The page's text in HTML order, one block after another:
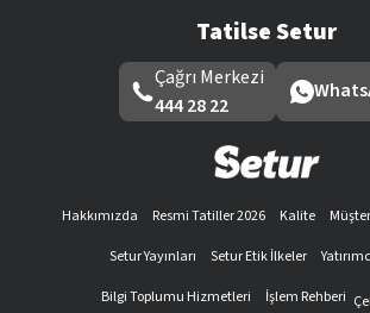
Tatilse Setur
Çağrı Merkezi
444 28 22
Hakkımızda Resmi Tatiller 2026 Kalite
Setur Yayınları
Setur Etik İlkeler
Bilgi Toplumu Hizmetleri
İşlem Rehberi